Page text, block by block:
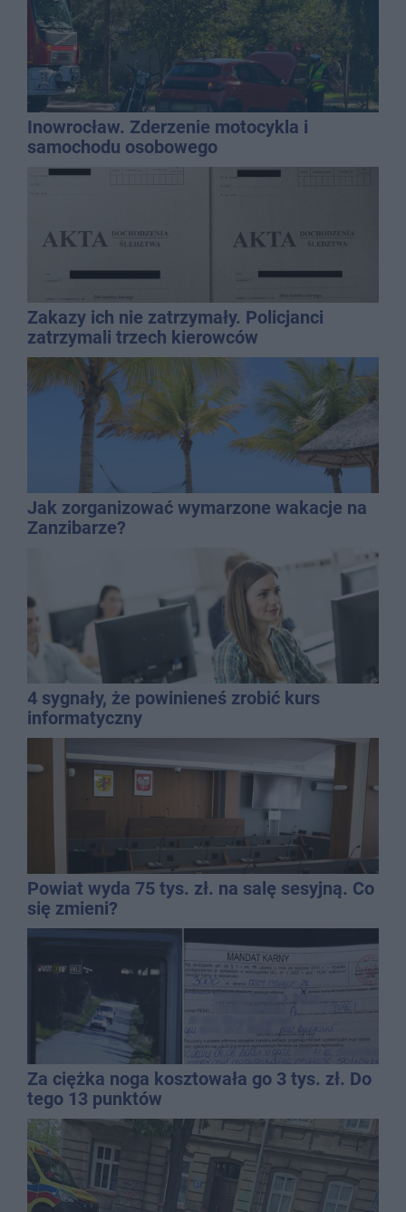
Inowrocław. Zderzenie motocykla i
samochodu osobowego
Zakazy ich nie zatrzymały. Policjanci
zatrzymali trzech kierowców
Jak zorganizować wymarzone wakacje na
Zanzibarze?
4 sygnały, że powinieneś zrobić kurs
informatyczny
Powiat wyda 75 tys. zł. na salę sesyjną. Co
się zmieni?
Za ciężka noga kosztowała go 3 tys. zł. Do
tego 13 punktów